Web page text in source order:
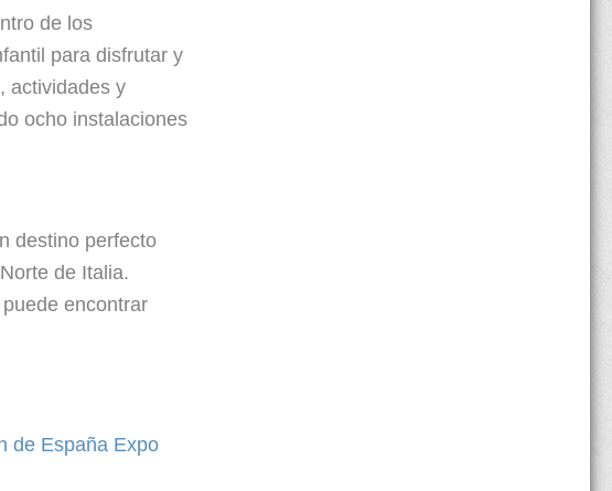
de los
para disfrutar y
actividades y
ocho instalaciones
destino perfecto
de Italia.
encontrar
de España Expo